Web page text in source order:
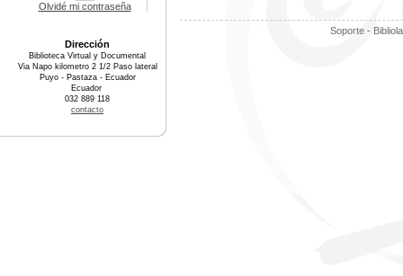
Soporte -
Olvidé mi contraseña
Dirección
Biblioteca Virtual y Documental
Via Napo kilometro 2 1/2 Paso lateral
Puyo - Pastaza - Ecuador
Ecuador
032 889 118
contacto